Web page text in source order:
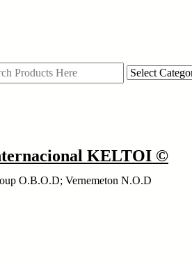
KELTOI ©
O.B.O.D; Vernemeton N.O.D